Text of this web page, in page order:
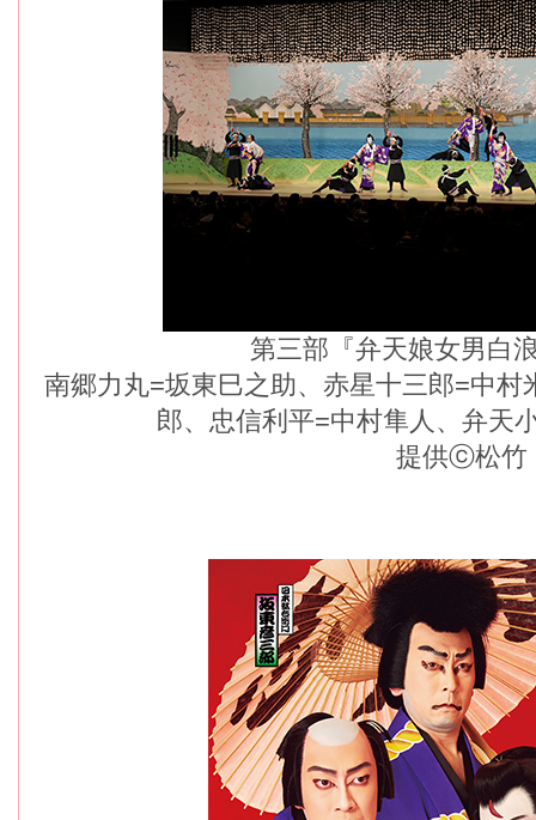
第三部『弁天娘女男白
南郷力丸=坂東巳之助、赤星十三郎=中
郎、忠信利平=中村隼人、弁天
提供ⓒ松竹